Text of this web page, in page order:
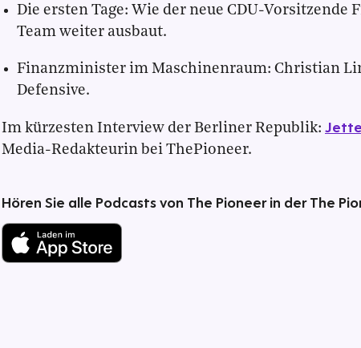
Die ersten Tage: Wie der neue CDU-Vorsitzende
Team weiter ausbaut.
Finanzminister im Maschinenraum: Christian
Defensive.
Im kürzesten Interview der Berliner Republik:
Media-Redakteurin bei ThePioneer.
Hören Sie alle Podcasts von The Pioneer in der The